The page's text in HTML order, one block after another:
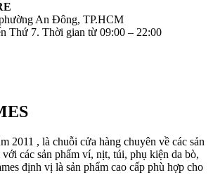
An Đông, TP.HCM
Thứ 7. Thời gian từ 09:00 – 22:00
2011 , là chuỗi cửa hàng chuyên về các sản
các sản phẩm ví, nịt, túi, phụ kiện da bò,
định vị là sản phẩm cao cấp phù hợp cho